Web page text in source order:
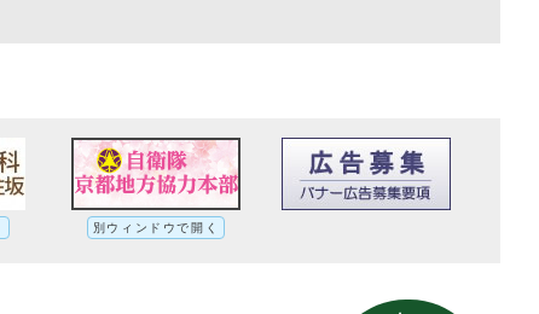
別ウィンドウで開く